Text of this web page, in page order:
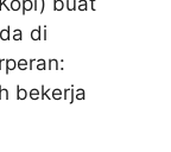
di
bekerja